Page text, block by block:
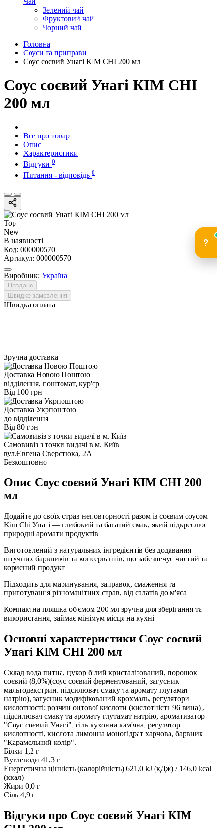
Зелений чай
Фруктовий чай
Чорний чай
Головна
Соуси та приправи
Соус соєвий Унагі КІМ СНІ 200 мл
Соус соєвий Унагі КІМ СНІ
200 мл
Все про товар
Опис
Характеристики
Відгуки 0
Питання - відповідь 0
Top
New
В наявності
Код: 000000570
Артикул: 000000570
Виробник: Україна
Продано
Швидке замовлення
Швидка оплата
Зручна доставка
Доставка Новою Поштою
відділення, поштомат, кур'єр
Від 100 грн
Доставка Укрпоштою
до відділення
Від 80 грн
Самовивіз з точки видачі в м. Київ
вул.Євгена Сверстюка, 2А
Безкоштовно
Опис Соус соєвий Унагі КІМ СНІ 200
мл
Додайте до своїх страв неповторності разом із соєвим соусом
Kim Chi Унагі — глибокий та багатий смак, який підкреслює
природні аромати продуктів
Виготовлений з натуральних інгредієнтів без додавання
штучних барвників та консервантів, що забезпечує чистий та
корисний продукт
Підходить для маринування, заправок, смаження та
приготування різноманітних страв, від салатів до м'яса
Компактна пляшка об'ємом 200 мл зручна для зберігання та
використання, займає мінімум місця на кухні
Основні характеристики Соус соєвий
Унагі КІМ СНІ 200 мл
Склад вода питна, цукор білий кристалізований, порошок
соєвий (8,0%)(соус соєвий ферментований, загусник
мальтодекстрин, підсилювач смаку та аромату глутамат
натрію), загусник модифікований крохмаль, регулятори
кислотності: розчин оцтової кислоти (кислотність 96 вина) ,
підсилювач смаку та аромату глутамат натрію, ароматизатор
"Соус соєвий Унагі", сіль кухонна кам'яна, регулятор
кислотності, кислота лимонна моногідрат харчова, барвник
"Карамельний колір".
Білки 1,2 г
Вуглеводи 41,3 г
Енергетична цінність (калорійність) 621,0 kJ (кДж) / 146,0 kcal
(ккал)
Жири 0,0 г
Сіль 4,9 г
Відгуки про Соус соєвий Унагі КІМ